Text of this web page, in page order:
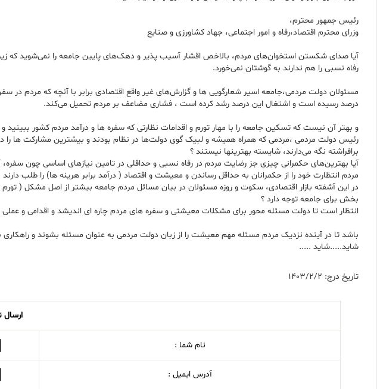
رئیس جمهور محترم،
وزرای محترم اقتصاد،رفاه و امور اجتماعی، جهاد کشاورزی و صنایع
آیا صدای شکستن استخوان‌های مردم، بالاخص اقشار آسیب پذیر و دهک‌های پایین جامعه را نمی‌شوید که
رفاه نسبی را هم ندارند به گوشتان نمی‌خورد.
مسئولان دولت مردمی،جامعه اسیر شعارگویی ها و گزارش‌های غیر واقع اقتصادی برابر با آنچه که مردم
درصد رسیده است و اشتغال این درصد رشد کرده است ، فشاری مضاعف بر مردم تحمیل می‌کند.
و بهتر آن نیست که تسکین جامعه را با مهار تورم و اقدامات نظارتی که سفره ها و درآمد مردم کشور ببینید
رئیس دولت مردمی ،مردمی که همراه همیشه و لبیک گوی دولت‌ها در نظام بودند و بیشترین مشارکت ها را
برافراشته نگه می‌دارند، شایسته بهترینها نیستند ؟
آیا بهترین‌های حکمرانی چیزی جز رضایت مردم در رفاه نسبی و حداقلی در تامین نیازهای اساسی چون
مردم انتظارت خود را از حکمرانان به حداقل رساندن و معیشت و اقتصاد ( درآمد برابر هرینه ها) را طلب
در این آشفته بازار اقتصادی، سکوت و روزه مسئولان در بیان مسائل مردم جامعه بیشتر از اصل مشکل (
بخش برای جامعه توجه دارد ؟
انتظار است تا دولت مسئله محور برای مشکلات معیشتی و سفره های مردم چاره ای اندیشد و اقدامی و عملی
باشد تا در آینده نزدیک مردم مسئله مهم معیشت را از زبان دولت مردمی به عنوان مسئله بشوند و راهکاری
شاید.....شاید .....
تاریخ درج: 1403/2/2
ارسال
نام شما :
آدرس ایمیل :